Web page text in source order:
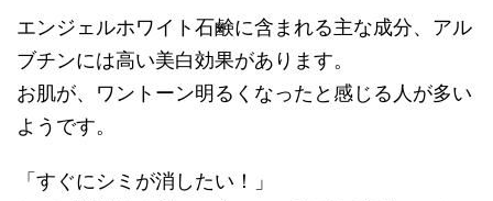
エンジェルホワイト石鹸に含まれる主な成分、アル
ブチンには高い美白効果があります。
お肌が、ワントーン明るくなったと感じる人が多い
ようです。
「すぐにシミが消したい！」